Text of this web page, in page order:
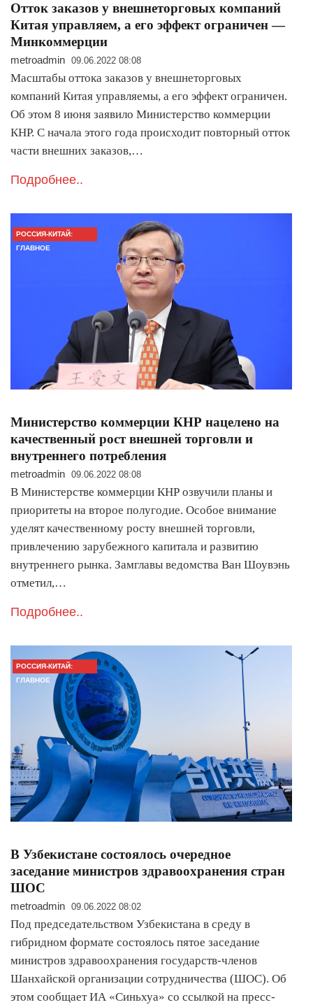
Отток заказов у внешнеторговых компаний
Китая управляем, а его эффект ограничен —
Минкоммерции
metroadmin 09.06.2022 08:08
Масштабы оттока заказов у внешнеторговых
компаний Китая управляемы, а его эффект ограничен.
Об этом 8 июня заявило Министерство коммерции
КНР. С начала этого года происходит повторный отток
части внешних заказов,…
Подробнее..
РОССИЯ-КИТАЙ:
ГЛАВНОЕ
Министерство коммерции КНР нацелено на
качественный рост внешней торговли и
внутреннего потребления
metroadmin 09.06.2022 08:08
В Министерстве коммерции КНР озвучили планы и
приоритеты на второе полугодие. Особое внимание
уделят качественному росту внешней торговли,
привлечению зарубежного капитала и развитию
внутреннего рынка. Замглавы ведомства Ван Шоувэнь
отметил,…
Подробнее..
РОССИЯ-КИТАЙ:
ГЛАВНОЕ
В Узбекистане состоялось очередное
заседание министров здравоохранения стран
ШОС
metroadmin 09.06.2022 08:02
Под председательством Узбекистана в среду в
гибридном формате состоялось пятое заседание
министров здравоохранения государств-членов
Шанхайской организации сотрудничества (ШОС). Об
этом сообщает ИА «Синьхуа» со ссылкой на пресс-